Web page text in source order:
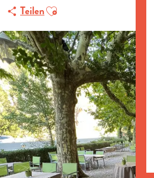
TeilenAjouter aux favoris